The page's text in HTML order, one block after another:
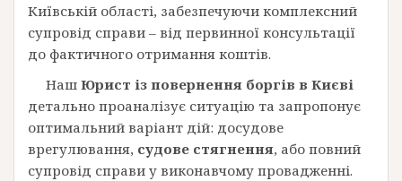
Київській області, забезпечуючи комплексний
супровід справи – від первинної консультації
до фактичного отримання коштів.
Наш Юрист із повернення боргів в Києві
детально проаналізує ситуацію та запропонує
оптимальний варіант дій: досудове
врегулювання, судове стягнення, або повний
супровід справи у виконавчому провадженні.